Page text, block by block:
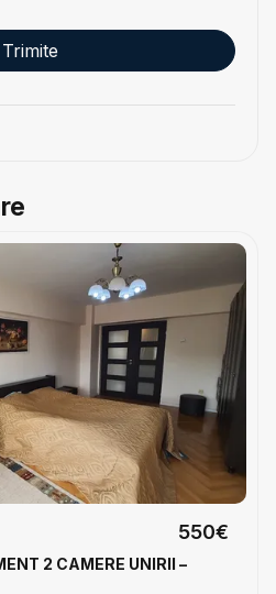
2 CAMERE UNIRII –
550€